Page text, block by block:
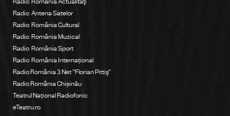
Radio România Actualitaţi
Radio Antena Satelor
Radio România Cultural
Radio România Muzical
Radio România Sport
Radio România Internațional
Radio România 3 Net "Florian Pittiş"
Radio România Chișinău
Teatrul Național Radiofonic
eTeatru.ro